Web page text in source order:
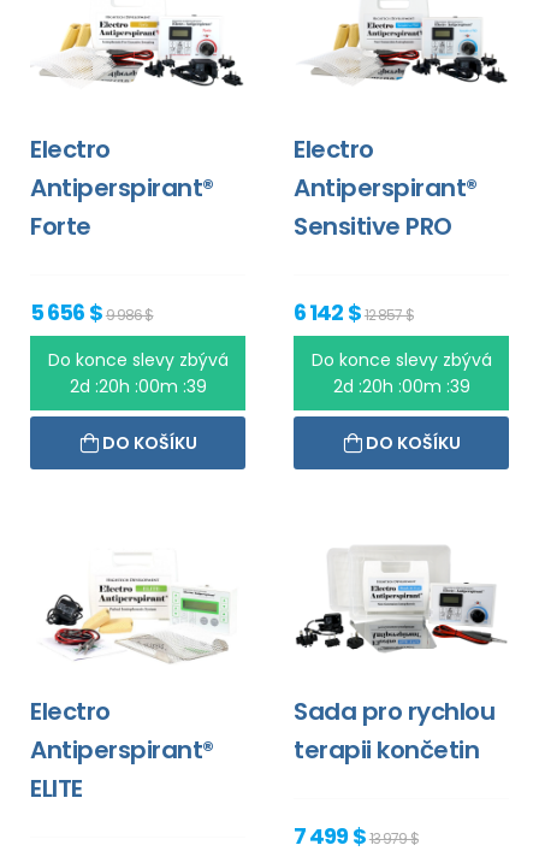
Electro
Antiperspirant®
Forte
5 656 $9 986 $
Do konce slevy zbývá
2d :20h :00m :39
DO KOŠÍKU
Electro
Antiperspirant®
Sensitive PRO
6 142 $12 857 $
Do konce slevy zbývá
2d :20h :00m :39
DO KOŠÍKU
Electro
Antiperspirant®
ELITE
Sada pro rychlou
terapii končetin
7 499 $13 979 $